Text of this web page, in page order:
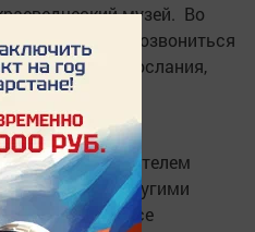
музей. Во
подсказки, дозвониться
тайные послания,
с хранителем
стрельцом и другими
проходили все